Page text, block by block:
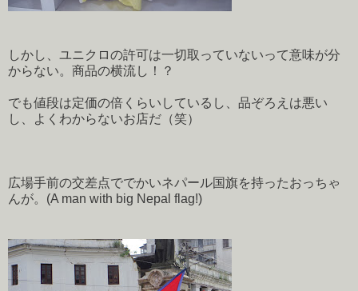
しかし、ユニクロの許可は一切取っていないって意味が分
からない。商品の横流し！？
でも値段は定価の倍くらいしているし、品ぞろえは悪い
し、よくわからないお店だ（笑）
広場手前の交差点ででかいネパール国旗を持ったおっちゃ
んが。(A man with big Nepal flag!)